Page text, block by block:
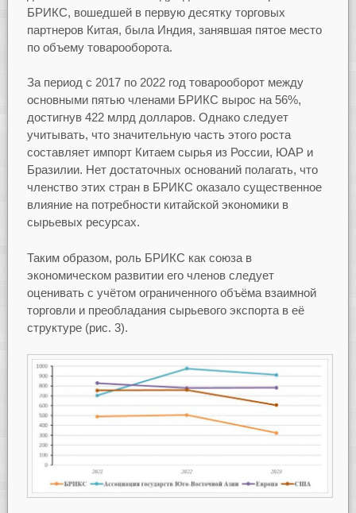
БРИКС, вошедшей в первую десятку торговых
партнеров Китая, была Индия, занявшая пятое место
по объему товарооборота.
За период с 2017 по 2022 год товарооборот между
основными пятью членами БРИКС вырос на 56%,
достигнув 422 млрд долларов. Однако следует
учитывать, что значительную часть этого роста
составляет импорт Китаем сырья из России, ЮАР и
Бразилии. Нет достаточных оснований полагать, что
членство этих стран в БРИКС оказало существенное
влияние на потребности китайской экономики в
сырьевых ресурсах.
Таким образом, роль БРИКС как союза в
экономическом развитии его членов следует
оценивать с учётом ограниченного объёма взаимной
торговли и преобладания сырьевого экспорта в её
структуре (рис. 3).